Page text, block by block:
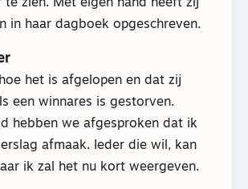
te zien. Met eigen hand heeft zij
in haar dagboek opgeschreven.
het is afgelopen en dat zij
een winnares is gestorven.
hebben we afgesproken dat ik
afmaak. Ieder die wil, kan
ik zal het nu kort weergeven.